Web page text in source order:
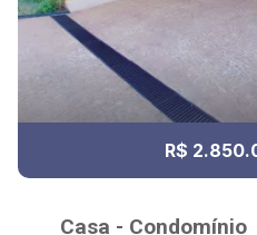
R$
Casa - Condomínio